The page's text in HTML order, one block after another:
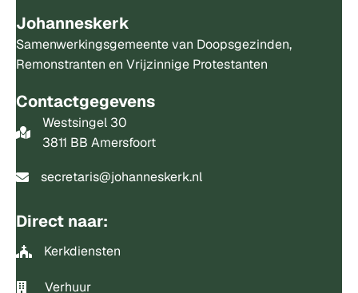
Johanneskerk
Samenwerkingsgemeente van Doopsgezinden,
Remonstranten en Vrijzinnige Protestanten
Contactgegevens
Westsingel 30
3811 BB Amersfoort
secretaris@johanneskerk.nl
Direct naar:
Kerkdiensten
Verhuur